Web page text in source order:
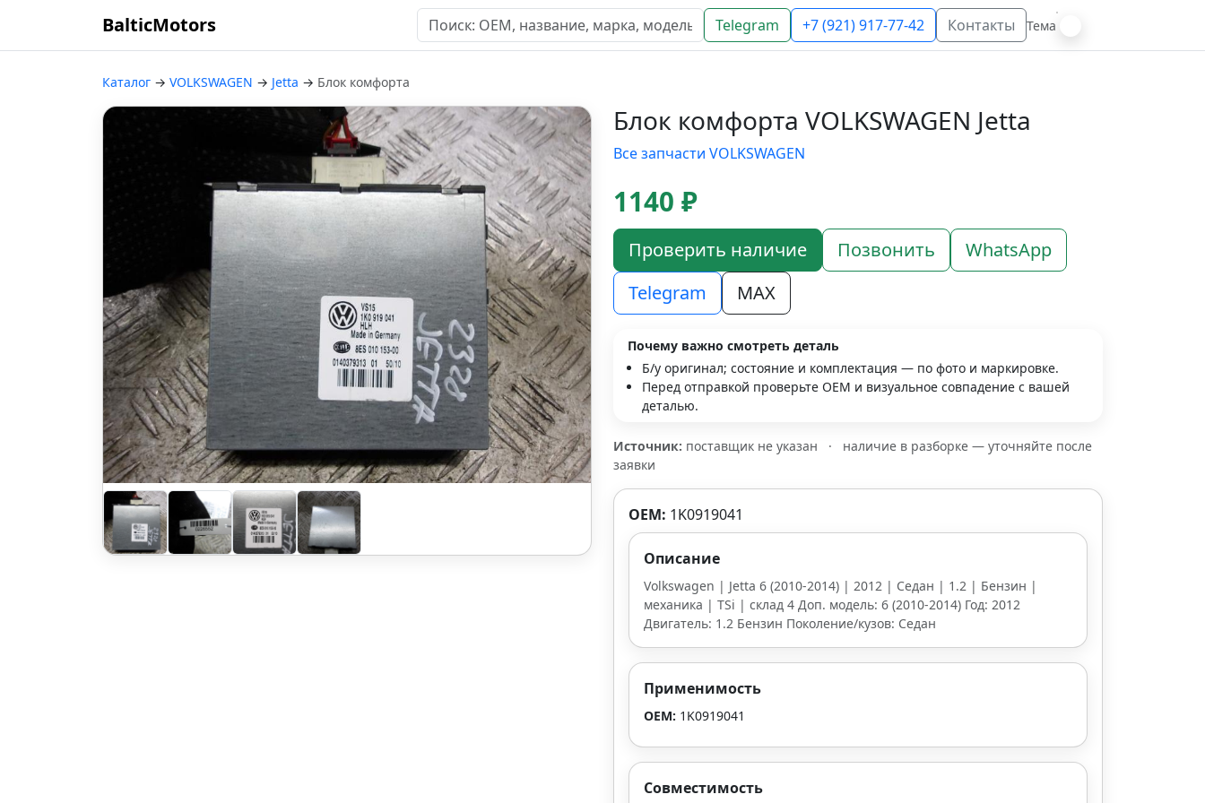
BalticMotors Telegram +7 (921) 917-77-42 Контакты Тема
Каталог → VOLKSWAGEN → Jetta → Блок комфорта
Блок комфорта VOLKSWAGEN Jetta
Все запчасти VOLKSWAGEN
1140 ₽
Проверить наличие Позвонить
WhatsApp
Telegram
MAX
Почему важно смотреть деталь
Б/у оригинал; состояние и комплектация — по фото и маркировке.
Перед отправкой проверьте OEM и визуальное совпадение с вашей
деталью.
Источник: поставщик не указан ·
наличие в разборке — уточняйте после
заявки
OEM: 1K0919041
Описание
Volkswagen | Jetta 6 (2010-2014) | 2012 | Седан | 1.2 | Бензин |
механика | TSi | склад 4 Доп. модель: 6 (2010-2014) Год: 2012
Двигатель: 1.2 Бензин Поколение/кузов: Седан
Применимость
OEM: 1K0919041
Совместимость